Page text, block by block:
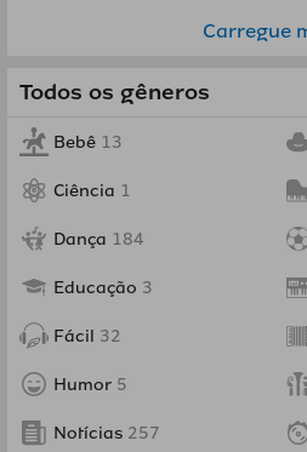
Carregue
Todos os gêneros
Bebê 13
Ciência 1
Dança 184
Educação 3
Fácil 32
Humor 5
Notícias 257